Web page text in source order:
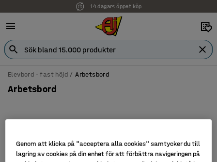
14 dagars öppet köp
Elevbord - fast höjd Arbetsbord
Arbetsbord
Genom att klicka på "acceptera alla cookies" samtycker du till
lagring av cookies på din enhet för att förbättra navigeringen på